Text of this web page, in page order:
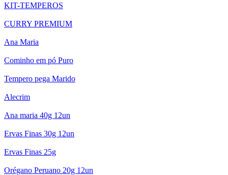
KIT-TEMPEROS
CURRY PREMIUM
Ana Maria
Cominho em pó Puro
Tempero pega Marido
Alecrim
Ana maria 40g 12un
Ervas Finas 30g 12un
Ervas Finas 25g
Orégano Peruano 20g 12un